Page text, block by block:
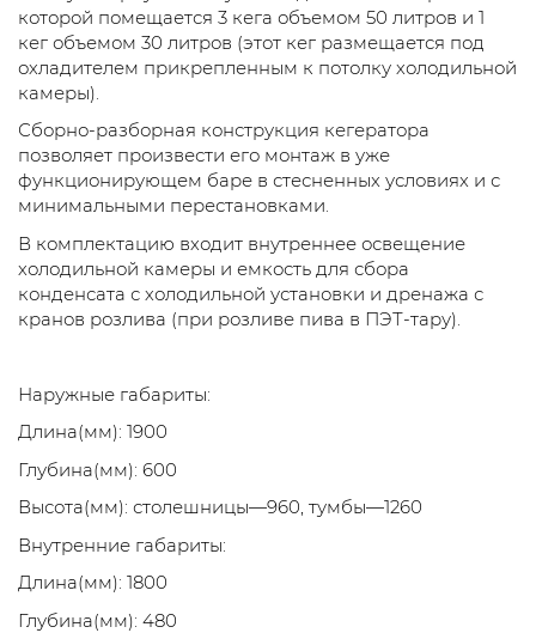
которой помещается 3 кега объемом 50 литров и 1
кег объемом 30 литров (этот кег размещается под
охладителем прикрепленным к потолку холодильной
камеры).
Сборно-разборная конструкция кегератора
позволяет произвести его монтаж в уже
функционирующем баре в стесненных условиях и с
минимальными перестановками.
В комплектацию входит внутреннее освещение
холодильной камеры и емкость для сбора
конденсата с холодильной установки и дренажа с
кранов розлива (при розливе пива в ПЭТ-тару).
Наружные габариты:
Длина(мм): 1900
Глубина(мм): 600
Высота(мм): столешницы—960, тумбы—1260
Внутренние габариты:
Длина(мм): 1800
Глубина(мм): 480